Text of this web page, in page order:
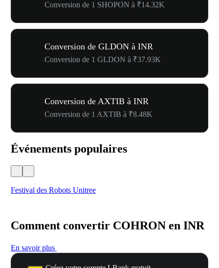
Conversion de 1 SHOPON à ₹14.32K
Conversion de GLDON à INR
Conversion de 1 GLDON à ₹37.93K
Conversion de AXTIB à INR
Conversion de 1 AXTIB à ₹8.48K
Événements populaires
Festival des Robots Unitree
Comment convertir COHRON en INR
En savoir plus